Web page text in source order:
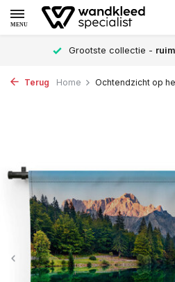
MENU
Grootste collectie -
Terug Home Ochtendzicht op